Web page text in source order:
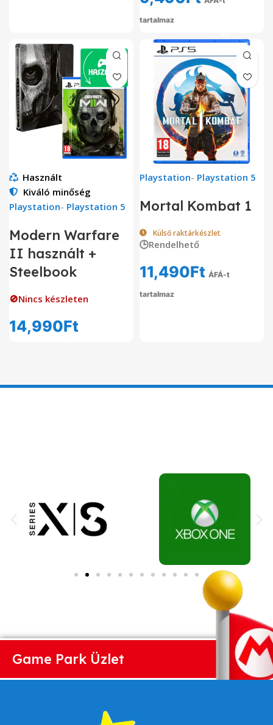
tartalmaz
Használt
Kiváló minőség
Playstation- Playstation 5
Modern Warfare
II használt +
Steelbook
🚫Nincs készleten
14,990Ft
Playstation- Playstation 5
Mortal Kombat 1
Külső raktárkészlet
🕒Rendelhető
11,490Ft ÁFÁ-t
tartalmaz
Game Park Üzlet